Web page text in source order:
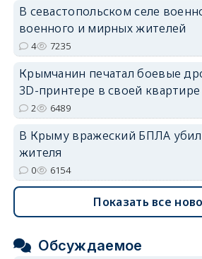
В севастопольском селе
военного и мирных жителей
4 7235
Крымчанин печатал боевые
3D-принтере в своей квартире
2 6489
В Крыму вражеский БПЛА
жителя
0 6154
Показать все
Обсуждаемое